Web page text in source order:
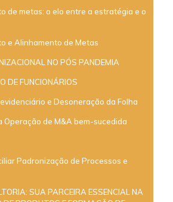
de metas: o elo entre a estratégia e o
e Alinhamento de Metas
NO PÓS PANDEMIA
DE FUNCIONÁRIOS
e Desoneração da Folha
Operação de M&A bem-sucedida
Padronização de Processos e
SUA PARCEIRA ESSENCIAL NA